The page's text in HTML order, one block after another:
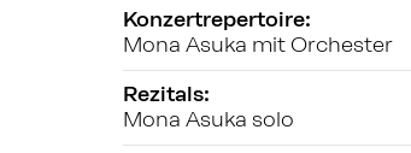
Konzertrepertoire:
Mona Asuka mit Orchester
Rezitals:
Mona Asuka solo